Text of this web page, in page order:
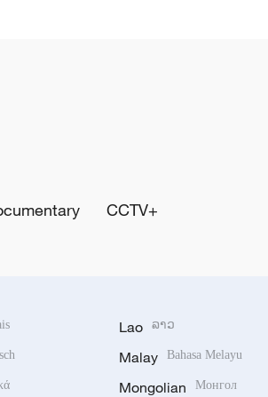
CCTV+
Lao ລາວ
Malay Bahasa Melayu
Mongolian Монгол